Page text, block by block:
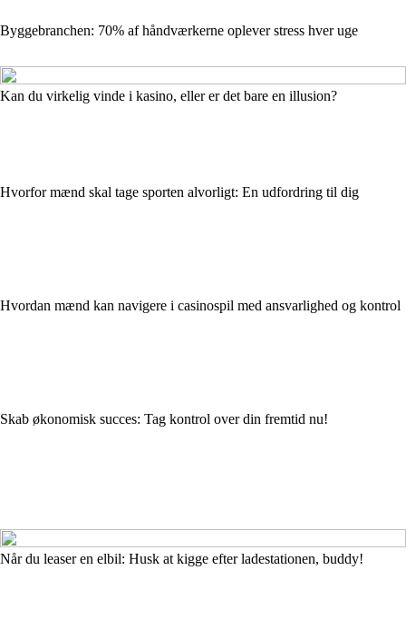
Byggebranchen: 70% af håndværkerne oplever stress hver uge
Kan du virkelig vinde i kasino, eller er det bare en illusion?
Hvorfor mænd skal tage sporten alvorligt: En udfordring til dig
Hvordan mænd kan navigere i casinospil med ansvarlighed og kontrol
Skab økonomisk succes: Tag kontrol over din fremtid nu!
Når du leaser en elbil: Husk at kigge efter ladestationen, buddy!